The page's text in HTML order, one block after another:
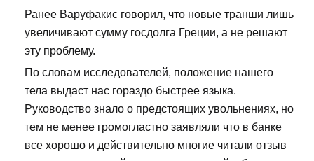
Ранее Варуфакис говорил, что новые транши лишь
увеличивают сумму госдолга Греции, а не решают
эту проблему.
По словам исследователей, положение нашего
тела выдаст нас гораздо быстрее языка.
Руководство знало о предстоящих увольнениях, но
тем не менее громогластно заявляли что в банке
все хорошо и действительно многие читали отзыв